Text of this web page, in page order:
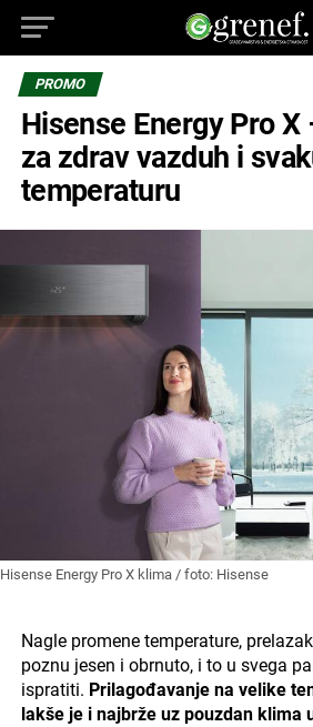
PROMO
Hisense Energy Pro X
za zdrav vazduh i
temperaturu
Hisense Energy Pro X klima / foto: Hisense
Nagle promene temperature,
poznu jesen i obrnuto, i to u svega
ispratiti. Prilagođavanje na velike
lakše je i najbrže uz pouzdan klima